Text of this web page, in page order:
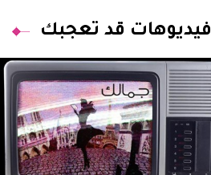
فيديوهات قد تعجبك